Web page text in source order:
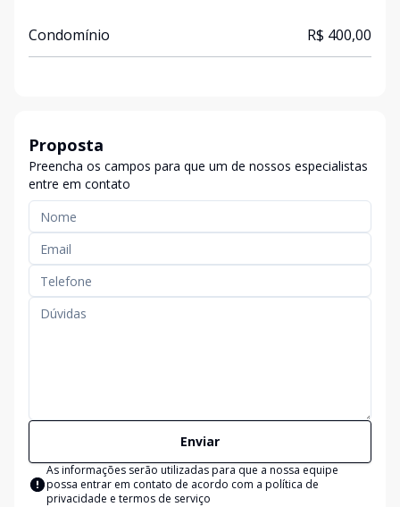
Condomínio R$ 400,00
Proposta
Preencha os campos para que um de nossos especialistas
entre em contato
Enviar
As informações serão utilizadas para que a nossa equipe
possa entrar em contato de acordo com a política de
privacidade e termos de serviço